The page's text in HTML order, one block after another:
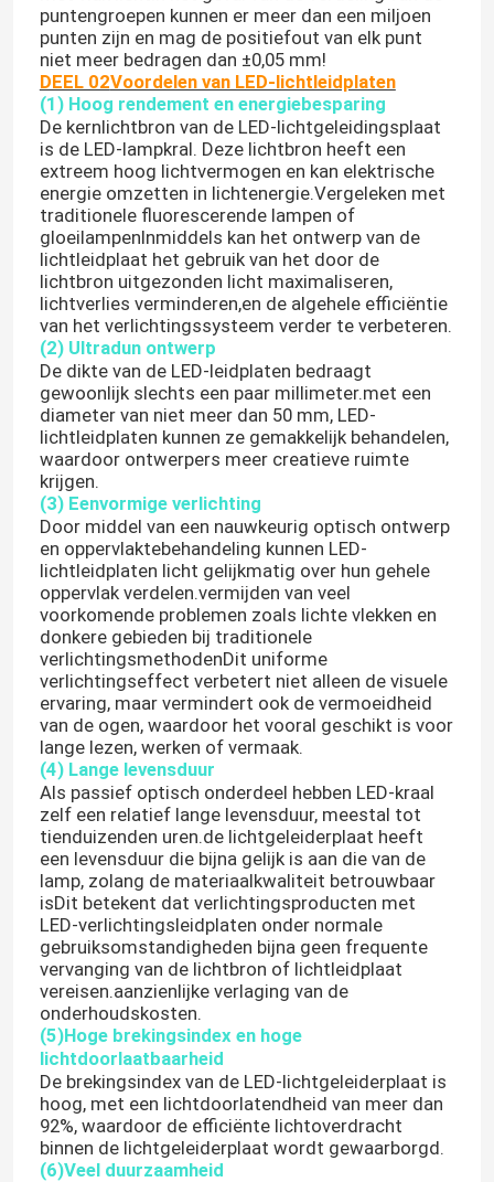
Thuis
Producten
Videos
Over ons
Fabrieksreis
Kwaliteitscontrole
Contacteer ons
nieuws
Vraag een offerte aan
Van de LEIDENE het Licht Neonstrook
licht van de neon het flexibele strook
De Strooklicht van het siliconeneon
geleid maïskolflicht
Flexibele LEIDEN Strooklicht
Horizon Lineair Licht
Onder Kabinets LEIDEN Strooklicht
LEIDEN Juwelenlicht
puntengroepen kunnen er meer dan een miljoen
punten zijn en mag de positiefout van elk punt
niet meer bedragen dan ±0,05 mm!
DEEL 02Voordelen van LED-lichtleidplaten
(1) Hoog rendement en energiebesparing
De kernlichtbron van de LED-lichtgeleidingsplaat
is de LED-lampkral. Deze lichtbron heeft een
extreem hoog lichtvermogen en kan elektrische
energie omzetten in lichtenergie.Vergeleken met
traditionele fluorescerende lampen of
gloeilampenInmiddels kan het ontwerp van de
lichtleidplaat het gebruik van het door de
lichtbron uitgezonden licht maximaliseren,
lichtverlies verminderen,en de algehele efficiëntie
van het verlichtingssysteem verder te verbeteren.
(2) Ultradun ontwerp
De dikte van de LED-leidplaten bedraagt
gewoonlijk slechts een paar millimeter.met een
diameter van niet meer dan 50 mm, LED-
lichtleidplaten kunnen ze gemakkelijk behandelen,
waardoor ontwerpers meer creatieve ruimte
krijgen.
(3) Eenvormige verlichting
Door middel van een nauwkeurig optisch ontwerp
en oppervlaktebehandeling kunnen LED-
lichtleidplaten licht gelijkmatig over hun gehele
oppervlak verdelen.vermijden van veel
voorkomende problemen zoals lichte vlekken en
donkere gebieden bij traditionele
verlichtingsmethodenDit uniforme
verlichtingseffect verbetert niet alleen de visuele
ervaring, maar vermindert ook de vermoeidheid
van de ogen, waardoor het vooral geschikt is voor
lange lezen, werken of vermaak.
(4) Lange levensduur
Als passief optisch onderdeel hebben LED-kraal
zelf een relatief lange levensduur, meestal tot
tienduizenden uren.de lichtgeleiderplaat heeft
een levensduur die bijna gelijk is aan die van de
lamp, zolang de materiaalkwaliteit betrouwbaar
isDit betekent dat verlichtingsproducten met
LED-verlichtingsleidplaten onder normale
gebruiksomstandigheden bijna geen frequente
vervanging van de lichtbron of lichtleidplaat
vereisen.aanzienlijke verlaging van de
onderhoudskosten.
(5)Hoge brekingsindex en hoge
lichtdoorlaatbaarheid
De brekingsindex van de LED-lichtgeleiderplaat is
hoog, met een lichtdoorlatendheid van meer dan
92%, waardoor de efficiënte lichtoverdracht
binnen de lichtgeleiderplaat wordt gewaarborgd.
(6)Veel duurzaamheid